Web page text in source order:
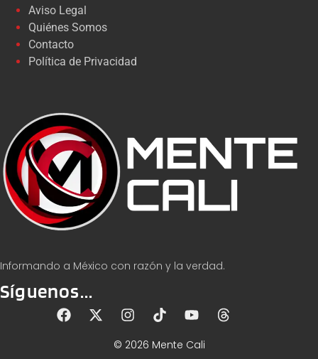
Informando a México con razón y la verdad.
Síguenos...
Aviso Legal
Quiénes Somos
Contacto
Política de Privacidad
© 2026 Mente Cali